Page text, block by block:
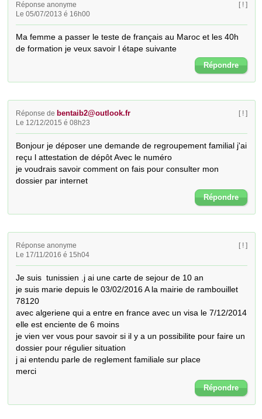
Réponse anonyme
Le 05/07/2013 é 16h00
[ ! ]
Ma femme a passer le teste de français au Maroc et les 40h
de formation je veux savoir l étape suivante
Répondre
Réponse de bentaib2@outlook.fr
Le 12/12/2015 é 08h23
[ ! ]
Bonjour je déposer une demande de regroupement familial j'ai
reçu l attestation de dépôt Avec le numéro
je voudrais savoir comment on fais pour consulter mon
dossier par internet
Répondre
Réponse anonyme
Le 17/11/2016 é 15h04
[ ! ]
Je suis  tunissien .j ai une carte de sejour de 10 an
je suis marie depuis le 03/02/2016 A la mairie de rambouillet
78120
avec algeriene qui a entre en france avec un visa le 7/12/2014
elle est enciente de 6 moins
je vien ver vous pour savoir si il y a un possibilite pour faire un
dossier pour régulier situation
j ai entendu parle de reglement familiale sur place
merci
Répondre